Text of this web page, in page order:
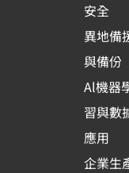
安全
異地備
與備份
Al機器
習與數
應用
企業生